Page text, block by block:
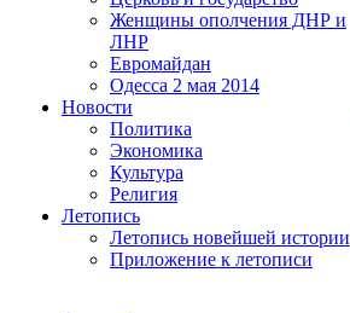
Женщины ополчения ДНР и
ЛНР
Евромайдан
Одесса 2 мая 2014
Новости
Политика
Экономика
Культура
Религия
Летопись
Летопись новейшей истории
Приложение к летописи